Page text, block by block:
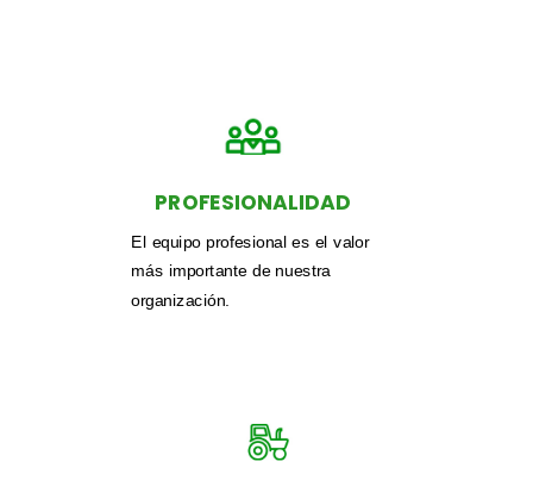
PROFESIONALIDAD
El equipo profesional es el valor
más importante de nuestra
organización.